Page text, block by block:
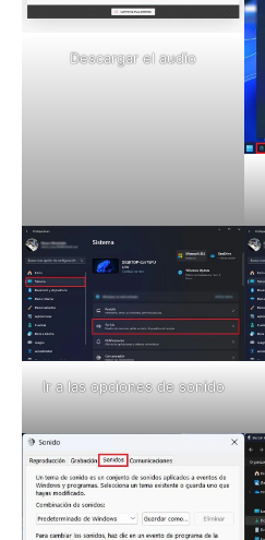
Descargar el audio
Ir a las opciones de sonido